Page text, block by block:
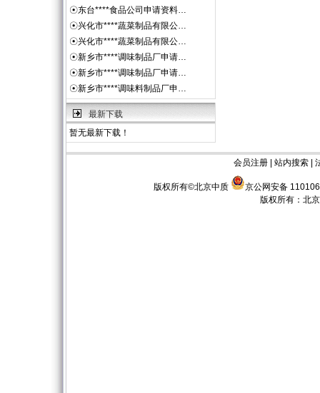
☉东台****食品公司申请资料…
☉兴化市****蔬菜制品有限公…
☉兴化市****蔬菜制品有限公…
☉新乡市****调味制品厂申请…
☉新乡市****调味制品厂申请…
☉新乡市****调味料制品厂申…
最新下载
暂无最新下载！
会员注册| 站内搜索|
版权所有©北京中质
京公网安备
版权所有： 北